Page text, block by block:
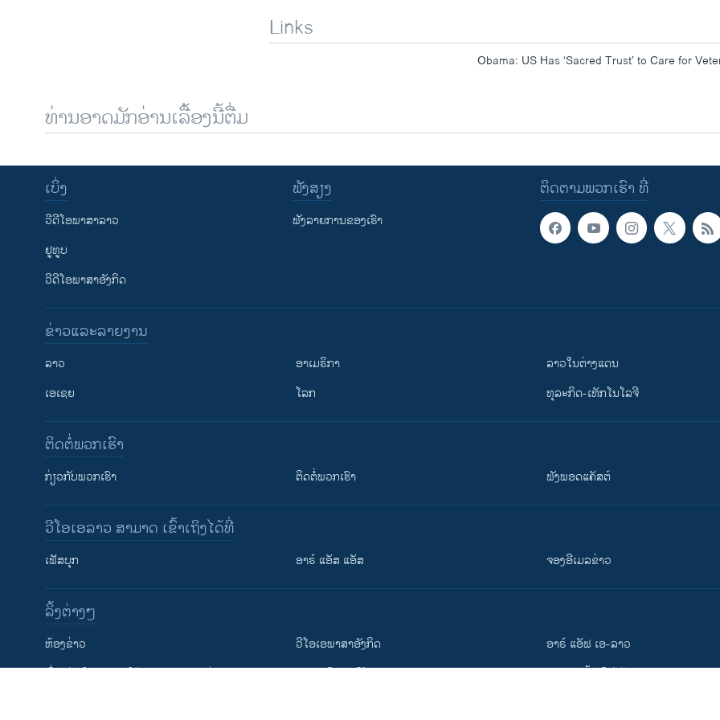
ຕິດຕາມພວກເຮົາ ທີ່
ພາສາຕ່າງໆ
Links
Obama: US Has ‘Sacred Trust’ to Care for
ທ່ານອາດມັກອ່ານເລື້ອງນີ້ຕື່ມ
ຕິດຕາມພວກເຮົາ ທີ່
ເບິ່ງ
ວີດີໂອພາສາລາວ
ຢູທູບ
ວີດີໂອພາສາອັງກິດ
ຟັງສຽງ
ຟັງລາຍການຂອງເຮົາ
ຂ່າວແລະລາຍງານ
ລາວ
ເອເຊຍ
ອາເມຣິກາ
ໂລກ
ລາວໃນຕ່າງແດນ
ທຸລະກິດ-ເທັກໂນໂລຈີ
ຕິດຕໍ່ພວກເຮົາ
ກ່ຽວກັບພວກເຮົາ ຕິດຕໍ່ພວກເຮົາ ຟັງພອດແຄັສຕ໌
ວີໂອເອລາວ ສາມາດ ເຂົ້າເຖິງໄດ້ທີ່
ເຟັສບຸກ ອາຣ໌ ແອັສ ແອັສ ຈອງອີເມລຂ່າວ
​ລິ້ງ​ຕ່າງໆ
​ຫ້ອງ​ຂ່າວ
​ເງື່ອນ​ໄຂ​ໃນ​ການ​ນຳ​ໃຊ້​ແລະຄວາມ​ເປັນ​ສ່​ວນ​ຕົວ
ວີ​ໂອ​ເອ​ພາ​ສາ​ອັງ​ກິດ
​ຮຽນ​ອັງ​ກິດ​ກັບ​ວີ​ໂອ​ເອ
ອາຣ໌ ແອັຟ ເອ-ລາວ
ສາມາດເຂົ້າເຖິງໄດ້